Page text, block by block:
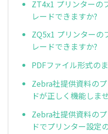
ZT4x1 プリンターの
レードできますか?
ZQ5x1 プリンターの
レードできますか?
PDFファイル形式の
Zebra社提供資料の
ドが正しく機能しませ
Zebra社提供資料の
ドでプリンター設定